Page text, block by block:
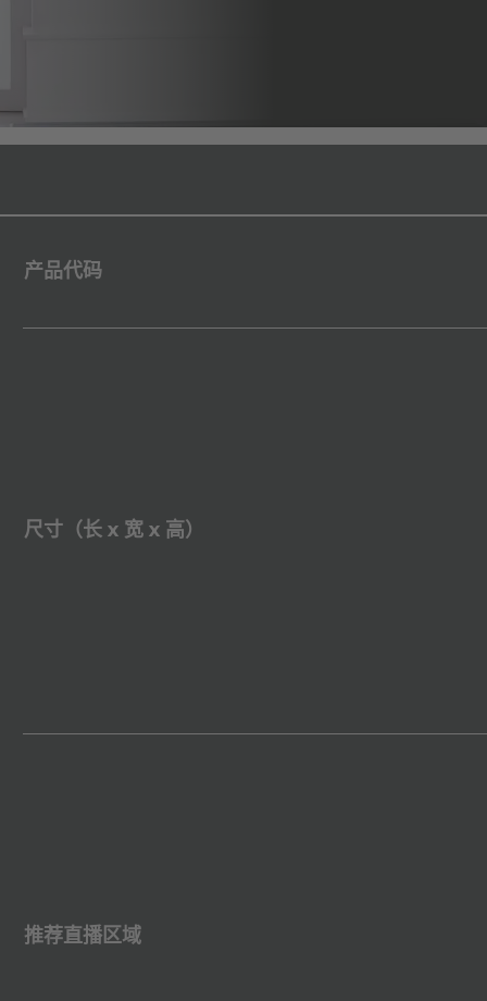
产品代码
尺寸（长 x 宽 x 高）
推荐直播区域